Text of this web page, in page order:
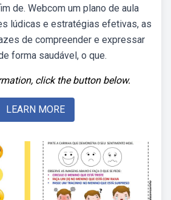
de. Webcom um plano de aula
lúdicas e estratégias efetivas, as
de compreender e expressar
forma saudável, o que.
click the button below.
LEARN MORE